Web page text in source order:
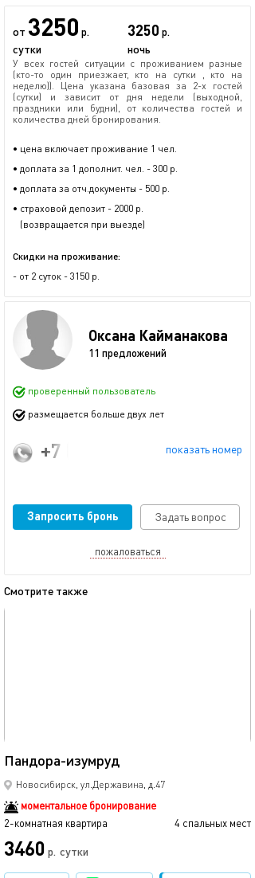
от 3250 р.
сутки
3250 р.
ночь
У всех гостей ситуации с проживанием разные
(кто-то один приезжает, кто на сутки , кто на
неделю)). Цена указана базовая за 2-х гостей
(сутки) и зависит от дня недели (выходной,
праздники или будни), от количества гостей и
количества дней бронирования.
• цена включает проживание 1 чел.
• доплата за 1 дополнит. чел. - 300 р.
• доплата за отч.документы - 500 р.
• страховой депозит - 2000 р.
(возвращается при выезде)
Скидки на проживание:
- от 2 суток - 3150 р.
Оксана Кайманакова
11 предложений
проверенный пользователь
размещается больше двух лет
показать номер
+7 (961) 221-42-14
Запросить бронь Задать вопрос
пожаловаться
Смотрите также
Пандора-изумруд
Новосибирск, ул.Державина, д.47
моментальное бронирование
2-комнатная квартира
4 спальных мест
3460 р. сутки